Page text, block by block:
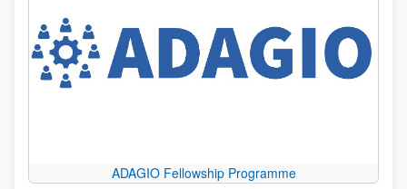
ADAGIO Fellowship Programme